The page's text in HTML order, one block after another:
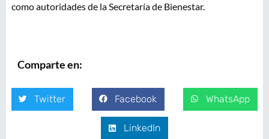
como autoridades de la Secretaría de Bienestar.
Comparte en:
Twitter Facebook WhatsApp
LinkedIn